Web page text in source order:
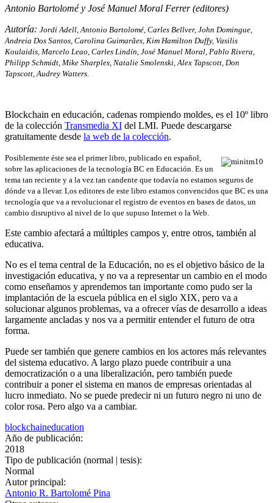
Antonio Bartolomé y José Manuel Moral Ferrer (editores)
Autoría: Jordi Adell, Antonio Bartolomé, Carles Bellver, John Domingue,
Andreia Dos Santos, Carolina Guimarães, Kim Hamilton Duffy, Vasilis
Koulaidis, Marcelo Leao, Carles Lindín, José Manuel Moral, Pablo Rivera,
Philipp Schmidt, Mike Sharples, Natalie Smolenski, Alex Tapscott, Don
Tapscott, Audrey Watters.
Blockchain en educación, cadenas rompiendo moldes, es el 10º libro
de la colección Transmedia XI del LMI. Puede descargarse
gratuitamente desde la web de la colección.
Posiblemente éste sea el primer libro, publicado en español,
sobre las aplicaciones de la tecnología BC en Educación. Es un
tema tan reciente y a la vez tan candente que todavía no estamos seguros de
dónde va a llevar. Los editores de este libro estamos convencidos que BC es una
tecnología que va a revolucionar el registro de eventos en bases de datos, un
cambio disruptivo al nivel de lo que supuso Internet o la Web.
Este cambio afectará a múltiples campos y, entre otros, también al
educativa.
No es el tema central de la Educación, no es el objetivo básico de la
investigación educativa, y no va a representar un cambio en el modo
como enseñamos y aprendemos tan importante como pudo ser la
implantación de la escuela pública en el siglo XIX, pero va a
solucionar algunos problemas, va a ofrecer vías de desarrollo a ideas
largamente ancladas y nos va a permitir entender el futuro de otra
forma.
Puede ser también que genere cambios en los actores más relevantes
del sistema educativo. A largo plazo puede contribuir a una
democratización o a una liberalización, pero también puede
contribuir a poner el sistema en manos de empresas orientadas al
lucro inmediato. No se puede predecir ni un futuro negro ni uno de
color rosa. Pero algo va a cambiar.
blockchaineducation
Año de publicación:
2018
Tipo de publicación (normal | tesis):
Normal
Autor principal:
Antonio R. Bartolomé Pina